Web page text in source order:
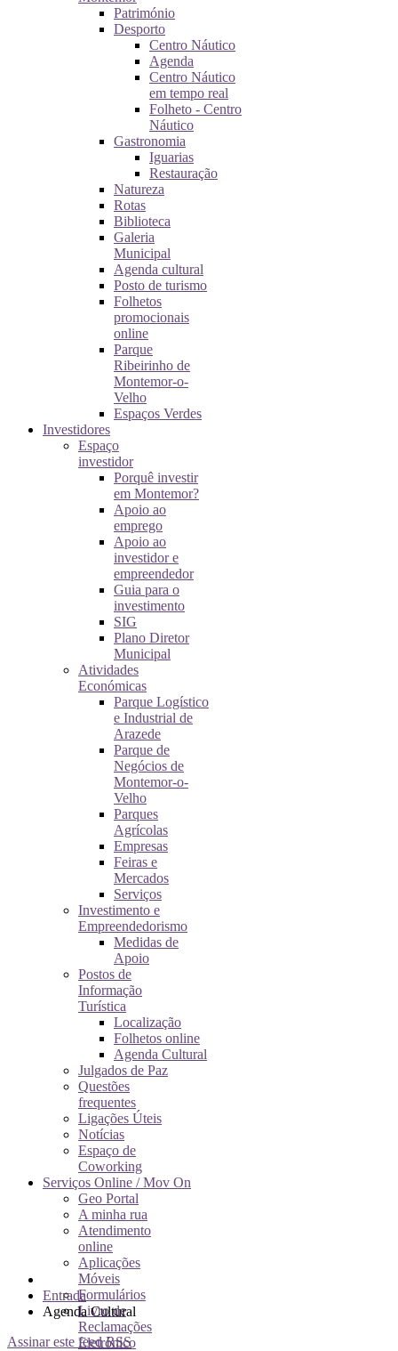
Património
Desporto
Centro Náutico
Agenda
Centro Náutico
em tempo real
Folheto - Centro
Náutico
Gastronomia
Iguarias
Restauração
Natureza
Rotas
Biblioteca
Galeria
Municipal
Agenda cultural
Posto de turismo
Folhetos
promocionais
online
Parque
Ribeirinho de
Montemor-o-
Velho
Espaços Verdes
Investidores
Espaço
investidor
Porquê investir
em Montemor?
Apoio ao
emprego
Apoio ao
investidor e
empreendedor
Guia para o
investimento
SIG
Plano Diretor
Municipal
Atividades
Económicas
Parque Logístico
e Industrial de
Arazede
Parque de
Negócios de
Montemor-o-
Velho
Parques
Agrícolas
Empresas
Feiras e
Mercados
Serviços
Investimento e
Empreendedorismo
Medidas de
Apoio
Postos de
Informação
Turística
Localização
Folhetos online
Agenda Cultural
Julgados de Paz
Questões
frequentes
Ligações Úteis
Notícias
Espaço de
Coworking
Serviços Online / Mov On
Geo Portal
A minha rua
Atendimento
online
Aplicações
Móveis
Formulários
Livro de
Reclamações
Eletrónico
Entrada
Agenda Cultural
Assinar este feed RSS